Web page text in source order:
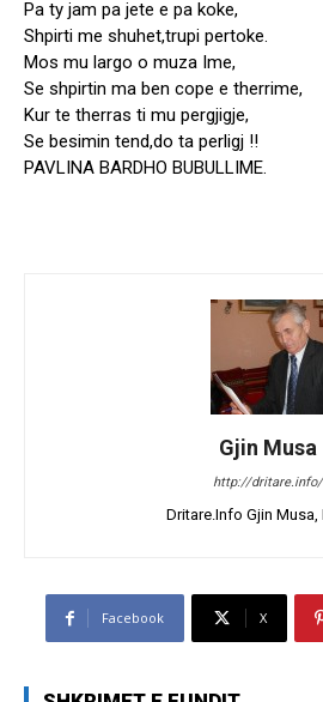
Pa ty jam pa jete e pa koke,
Shpirti me shuhet,trupi pertoke.
Mos mu largo o muza Ime,
Se shpirtin ma ben cope e therrime,
Kur te therras ti mu pergjigje,
Se besimin tend,do ta perligj !!
PAVLINA BARDHO BUBULLIME.
Gjin Musa
http://dritare.info/
Dritare.Info Gjin Musa,
Facebook X